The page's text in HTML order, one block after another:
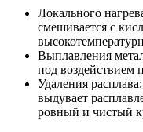
Локального
смешивается с
Выплавления
под воздействием
Удаления
выдувает
ровный и чистый